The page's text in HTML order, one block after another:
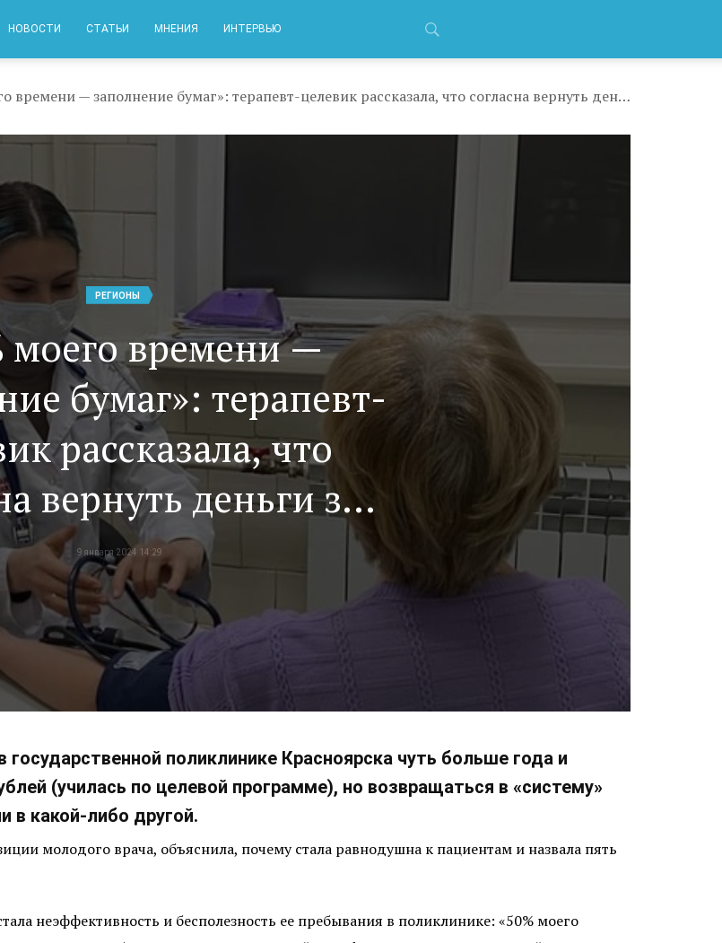
НОВОСТИ СТАТЬИ МНЕНИЯ ИНТЕРВЬЮ
«50% моего времени — заполнение бумаг»: терапевт-целевик рассказала, что согласна вернуть деньги за обучение, лишь бы не работать «секретаршей» в поликлинике
РЕГИОНЫ
моего времени —
бумаг»: терапевт-
рассказала, что
вернуть деньги за
лишь бы не
«секретаршей» в
поликлинике
9 января 2024 14:29
поликлинике Красноярска чуть больше года и
(училась по целевой программе), но возвращаться в «систему»
в какой-либо другой.
молодого врача, объяснила, почему стала равнодушна к пациентам и назвала пять
неэффективность и бесполезность ее пребывания в поликлинике: «50% моего